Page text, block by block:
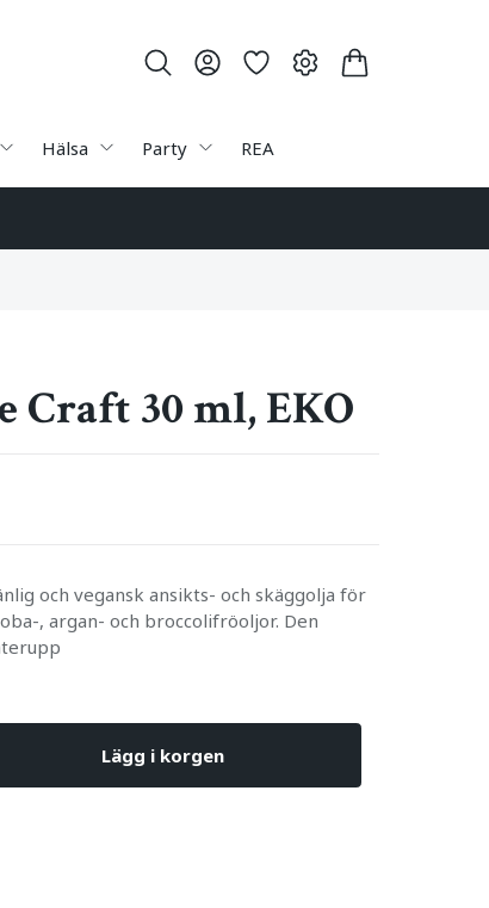
Hälsa Party REA
Craft 30 ml, EKO
och vegansk ansikts- och skäggolja för
, argan- och broccolifröoljor. Den
Lägg i korgen